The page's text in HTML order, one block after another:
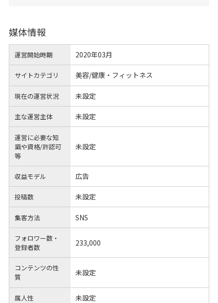
媒体情報
運営開始時期 2020年03月
サイトカテゴリ 美容/健康・フィットネス
現在の運営状況 未設定
主な運営主体 未設定
運営に必要な知
識や資格/許認可
等
未設定
収益モデル 広告
投稿数 未設定
集客方法 SNS
フォロワー数・
登録者数
233,000
コンテンツの性
質
未設定
属人性 未設定